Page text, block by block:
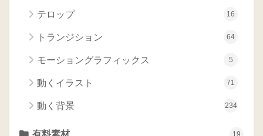
テロップ 16
トランジション 64
モーショングラフィックス 5
動くイラスト 71
動く背景 234
有料素材 19